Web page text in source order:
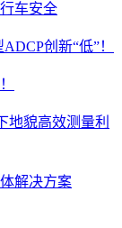
车安全
创新“低”！
地貌高效测量利
解决方案